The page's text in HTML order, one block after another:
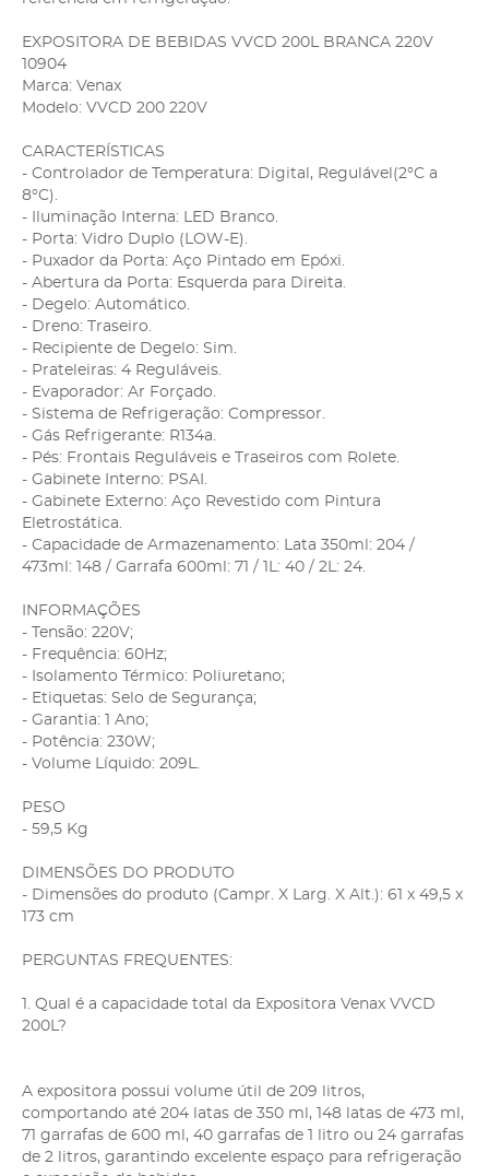
EXPOSITORA DE BEBIDAS VVCD 200L BRANCA 220V
10904
Marca: Venax
Modelo: VVCD 200 220V
CARACTERÍSTICAS
- Controlador de Temperatura: Digital, Regulável(2°C a
8°C).
- Iluminação Interna: LED Branco.
- Porta: Vidro Duplo (LOW-E).
- Puxador da Porta: Aço Pintado em Epóxi.
- Abertura da Porta: Esquerda para Direita.
- Degelo: Automático.
- Dreno: Traseiro.
- Recipiente de Degelo: Sim.
- Prateleiras: 4 Reguláveis.
- Evaporador: Ar Forçado.
- Sistema de Refrigeração: Compressor.
- Gás Refrigerante: R134a.
- Pés: Frontais Reguláveis e Traseiros com Rolete.
- Gabinete Interno: PSAI.
- Gabinete Externo: Aço Revestido com Pintura
Eletrostática.
- Capacidade de Armazenamento: Lata 350ml: 204 /
473ml: 148 / Garrafa 600ml: 71 / 1L: 40 / 2L: 24.
INFORMAÇÕES
- Tensão: 220V;
- Frequência: 60Hz;
- Isolamento Térmico: Poliuretano;
- Etiquetas: Selo de Segurança;
- Garantia: 1 Ano;
- Potência: 230W;
- Volume Líquido: 209L.
PESO
- 59,5 Kg
DIMENSÕES DO PRODUTO
- Dimensões do produto (Campr. X Larg. X Alt.): 61 x 49,5 x
173 cm
PERGUNTAS FREQUENTES:
1. Qual é a capacidade total da Expositora Venax VVCD
200L?
A expositora possui volume útil de 209 litros,
comportando até 204 latas de 350 ml, 148 latas de 473 ml,
71 garrafas de 600 ml, 40 garrafas de 1 litro ou 24 garrafas
de 2 litros, garantindo excelente espaço para refrigeração